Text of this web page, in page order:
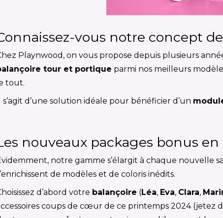
vous notre concept
Playnwood, on vous propose depuis plusieurs
tour et portique parmi nos meilleurs
tout.
s’agit d’une solution idéale pour bénéficier d’un
nouveaux packages bonus en
notre gamme s’élargit à chaque nouvelle
de modèles et de coloris inédits.
d’abord votre balançoire (Léa, Eva, Clara,
coups de cœur de ce printemps 2024 (jetez